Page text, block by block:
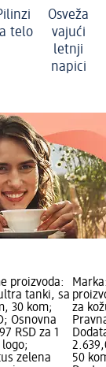
telo
Osveža
vajući
letnji
napici
proizvoda:
tanki, sa
30 kom;
Osnovna
RSD za 1
zelena
za
50